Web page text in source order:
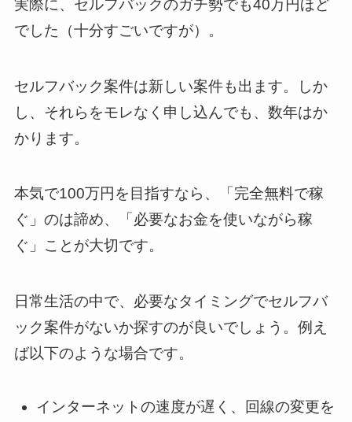
実際に、セルフバックのガチ勢でも40万円ほど
でした（十分すごいですが）。
セルフバック案件は新しい案件も出ます。しか
し、それらをモレなく申し込んでも、数年はか
かります。
本気で100万円を目指すなら、「完全無料で稼
ぐ」のは諦め、「必要なお金を使いながら稼
ぐ」ことが大切です。
日常生活の中で、必要なタイミングでセルフバ
ック案件がないか探すのが良いでしょう。例え
ば以下のような場合です。
インターネットの速度が遅く、回線の変更を